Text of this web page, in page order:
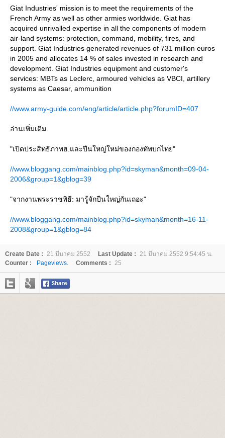
Giat Industries' mission is to meet the requirements of the
French Army as well as other armies worldwide. Giat has
acquired unrivalled expertise in all the components of modern
air-land systems: protection, command, mobility, fires, and
support. Giat Industries generated revenues of 731 million euros
in 2005 and allocates 14 % of sales invested in research and
development. Giat Industries equipment and customer's
services: MBTs as Leclerc, armoured vehicles as VBCI, artillery
systems as Caesar, ammunition
//www.army-guide.com/eng/article/article.php?forumID=407
อ่านเพิ่มเติม
"เปิดประสิทธิภาพฮ.และปืนใหญ่ใหม่ของกองทัพบกไทย"
//www.bloggang.com/mainblog.php?id=skyman&month=09-04-
2006&group=1&gblog=39
"จากงานพระราชพิธี: มารู้จักปืนใหญ่กันเถอะ"
//www.bloggang.com/mainblog.php?id=skyman&month=16-11-
2008&group=1&gblog=84
Create Date : 21 มีนาคม 2552 Last Update : 21 มีนาคม 2552 9:54:45 น.
Counter :
Pageviews. Comments : 25